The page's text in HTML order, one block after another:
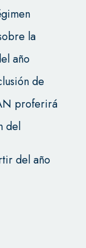
la
año
de
proferirá
del
del año